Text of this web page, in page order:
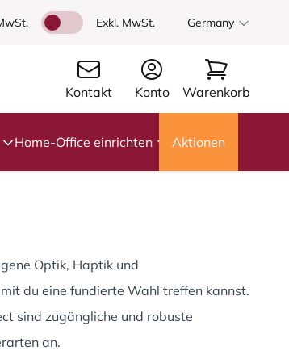
Exkl. MwSt. Germany
Kontakt Konto Warenkorb
Home-Office einrichten Aktionen
Optik, Haptik und
du eine fundierte Wahl treffen kannst.
sind zugängliche und robuste
an.